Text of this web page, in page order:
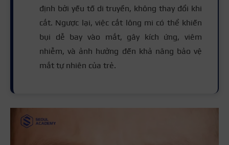
định bởi yếu tố di truyền, không thay đổi khi
cắt. Ngược lại, việc cắt lông mi có thể khiến
bụi dễ bay vào mắt, gây kích ứng, viêm
nhiễm, và ảnh hưởng đến khả năng bảo vệ
mắt tự nhiên của trẻ.